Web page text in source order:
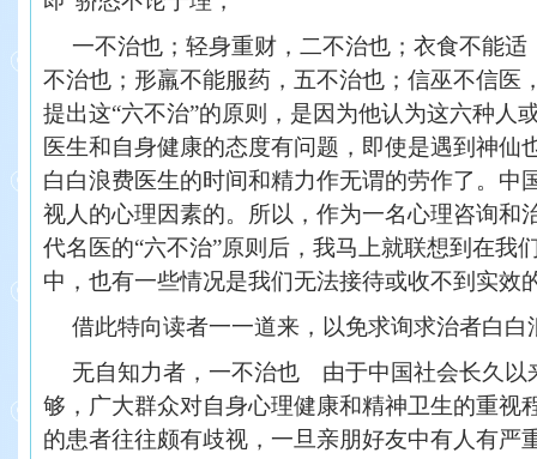
一不治也；轻身重财，二不治也；衣食不能
不治也；形羸不能服药，五不治也；信巫不信医
提出这“六不治”的原则，是因为他认为这六种人
医生和自身健康的态度有问题，即使是遇到神仙
白白浪费医生的时间和精力作无谓的劳作了。中
视人的心理因素的。所以，作为一名心理咨询和
代名医的“六不治”原则后，我马上就联想到在我
中，也有一些情况是我们无法接待或收不到实效
借此特向读者一一道来，以免求询求治者白
无自知力者，一不治也 由于中国社会长久以
够，广大群众对自身心理健康和精神卫生的重视
的患者往往颇有歧视，一旦亲朋好友中有人有严